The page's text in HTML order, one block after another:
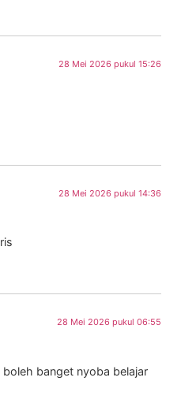
28 Mei 2026 pukul 15:26
28 Mei 2026 pukul 14:36
28 Mei 2026 pukul 06:55
banget nyoba belajar